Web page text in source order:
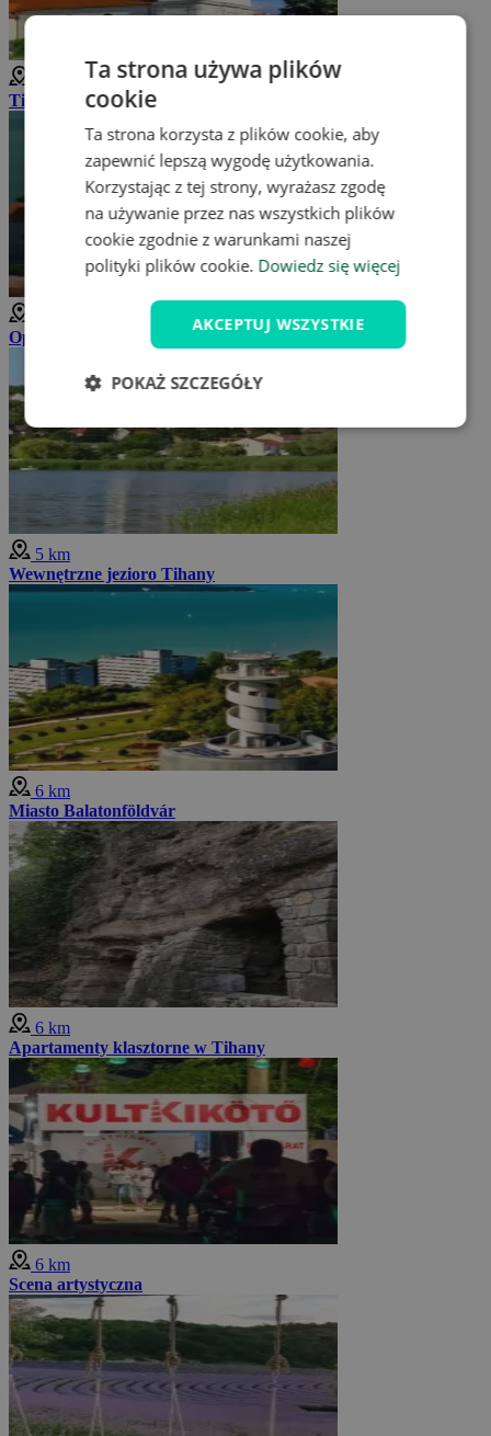
Tihany
Opactwo benedyktynów w Tihany
5 km
Wewnętrzne jezioro Tihany
6 km
Miasto Balatonföldvár
6 km
Apartamenty klasztorne w Tihany
6 km
Scena artystyczna
Ta strona używa plików
cookie
Ta strona korzysta z plików cookie, aby
zapewnić lepszą wygodę użytkowania.
Korzystając z tej strony, wyrażasz zgodę
na używanie przez nas wszystkich plików
cookie zgodnie z warunkami naszej
polityki plików cookie. Dowiedz się więcej
AKCEPTUJ WSZYSTKIE
POKAŻ SZCZEGÓŁY